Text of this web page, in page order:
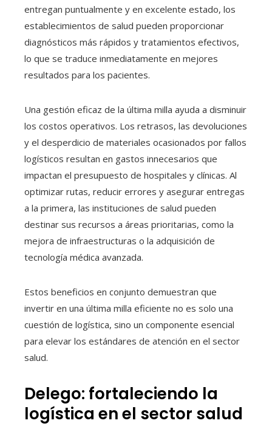
entregan puntualmente y en excelente estado, los
establecimientos de salud pueden proporcionar
diagnósticos más rápidos y tratamientos efectivos,
lo que se traduce inmediatamente en mejores
resultados para los pacientes.
Una gestión eficaz de la última milla ayuda a disminuir
los costos operativos. Los retrasos, las devoluciones
y el desperdicio de materiales ocasionados por fallos
logísticos resultan en gastos innecesarios que
impactan el presupuesto de hospitales y clínicas. Al
optimizar rutas, reducir errores y asegurar entregas
a la primera, las instituciones de salud pueden
destinar sus recursos a áreas prioritarias, como la
mejora de infraestructuras o la adquisición de
tecnología médica avanzada.
Estos beneficios en conjunto demuestran que
invertir en una última milla eficiente no es solo una
cuestión de logística, sino un componente esencial
para elevar los estándares de atención en el sector
salud.
Delego: fortaleciendo la
logística en el sector salud